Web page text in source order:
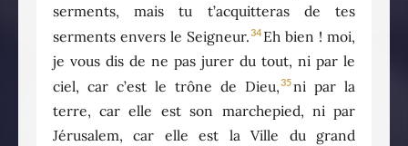
serments, mais tu t’acquitteras de tes
serments envers le Seigneur.34 Eh bien ! moi,
je vous dis de ne pas jurer du tout, ni par le
ciel, car c’est le trône de Dieu,35ni par la
terre, car elle est son marchepied, ni par
Jérusalem, car elle est la Ville du grand